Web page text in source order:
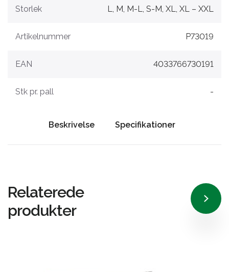
Storlek L, M, M-L, S-M, XL, XL – XXL
Artikelnummer P73019
EAN 4033766730191
Stk pr. pall -
Beskrivelse Specifikationer
Relaterede
produkter